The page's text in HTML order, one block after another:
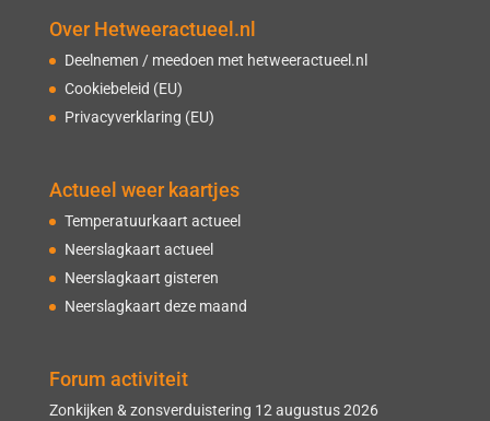
Over Hetweeractueel.nl
Deelnemen / meedoen met hetweeractueel.nl
Cookiebeleid (EU)
Privacyverklaring (EU)
Actueel weer kaartjes
Temperatuurkaart actueel
Neerslagkaart actueel
Neerslagkaart gisteren
Neerslagkaart deze maand
Forum activiteit
Zonkijken & zonsverduistering 12 augustus 2026